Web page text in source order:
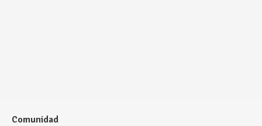
Comunidad